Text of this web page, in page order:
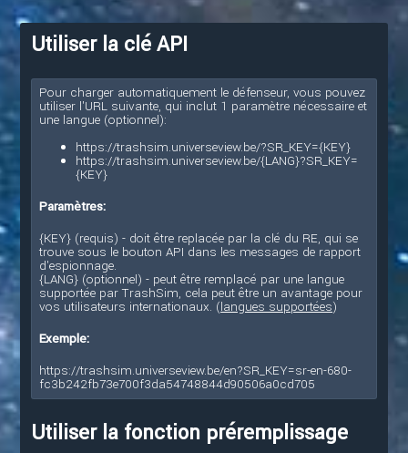
Utiliser la clé API
Pour charger automatiquement le défenseur, vous pouvez
utiliser l'URL suivante, qui inclut 1 paramètre nécessaire et
une langue (optionnel):
https://trashsim.universeview.be/?SR_KEY={KEY}
https://trashsim.universeview.be/{LANG}?SR_KEY=
{KEY}
Paramètres:
{KEY} (requis) - doit être replacée par la clé du RE, qui se
trouve sous le bouton API dans les messages de rapport
d'espionnage.
{LANG} (optionnel) - peut être remplacé par une langue
supportée par TrashSim, cela peut être un avantage pour
vos utilisateurs internationaux. (langues supportées)
Exemple:
https://trashsim.universeview.be/en?SR_KEY=sr-en-680-
fc3b242fb73e700f3da54748844d90506a0cd705
Utiliser la fonction préremplissage